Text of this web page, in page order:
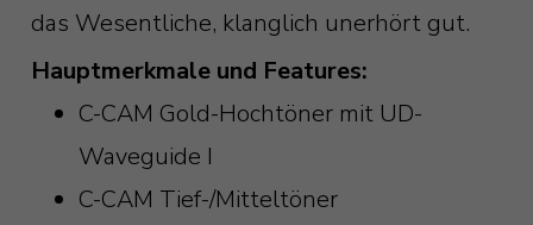
das Wesentliche, klanglich unerhört gut.
Hauptmerkmale und Features:
C-CAM Gold-Hochtöner mit UD-
Waveguide I
C-CAM Tief-/Mitteltöner